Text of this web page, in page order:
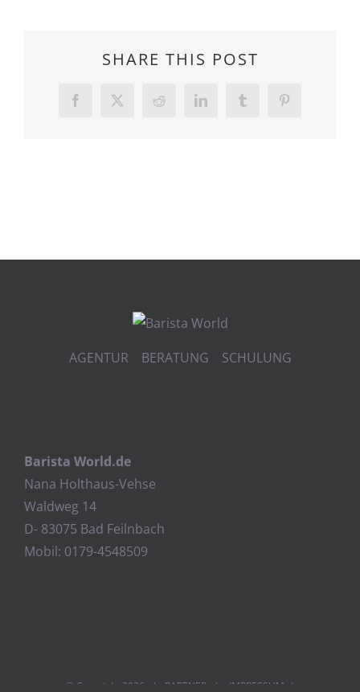
SHARE THIS POST
FacebookTwitter Reddit LinkedInTumblr Pinterest
AGENTUR BERATUNG SCHULUNG
Barista World.de
Nana Holthaus-Vehse
Waldweg 14
D- 83075 Bad Feilnbach
Mobil: 0179-4548509
© Copyright 2026 | PARTNER| IMPRESSUM |